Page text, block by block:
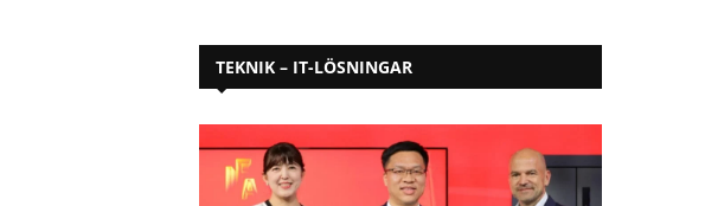
TEKNIK – IT-LÖSNINGAR